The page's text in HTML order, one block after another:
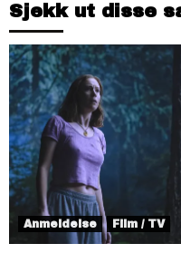
Sjekk ut disse
Anmeldelse Film / TV